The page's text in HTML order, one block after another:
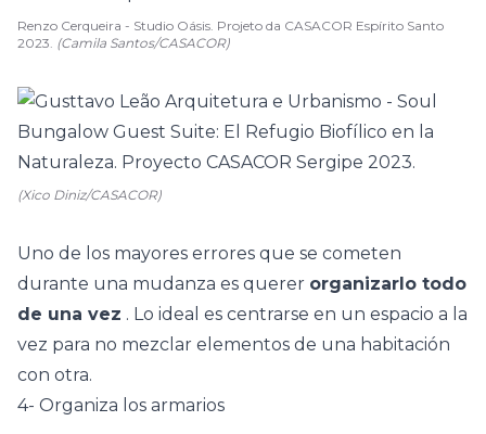
Renzo Cerqueira - Studio Oásis. Projeto da CASACOR Espírito Santo
2023. (Camila Santos/CASACOR)
(Xico Diniz/CASACOR)
Uno de los mayores errores que se cometen
durante una mudanza es querer organizarlo todo
de una vez . Lo ideal es centrarse en un espacio a la
vez para no mezclar elementos de una habitación
con otra.
4- Organiza los armarios